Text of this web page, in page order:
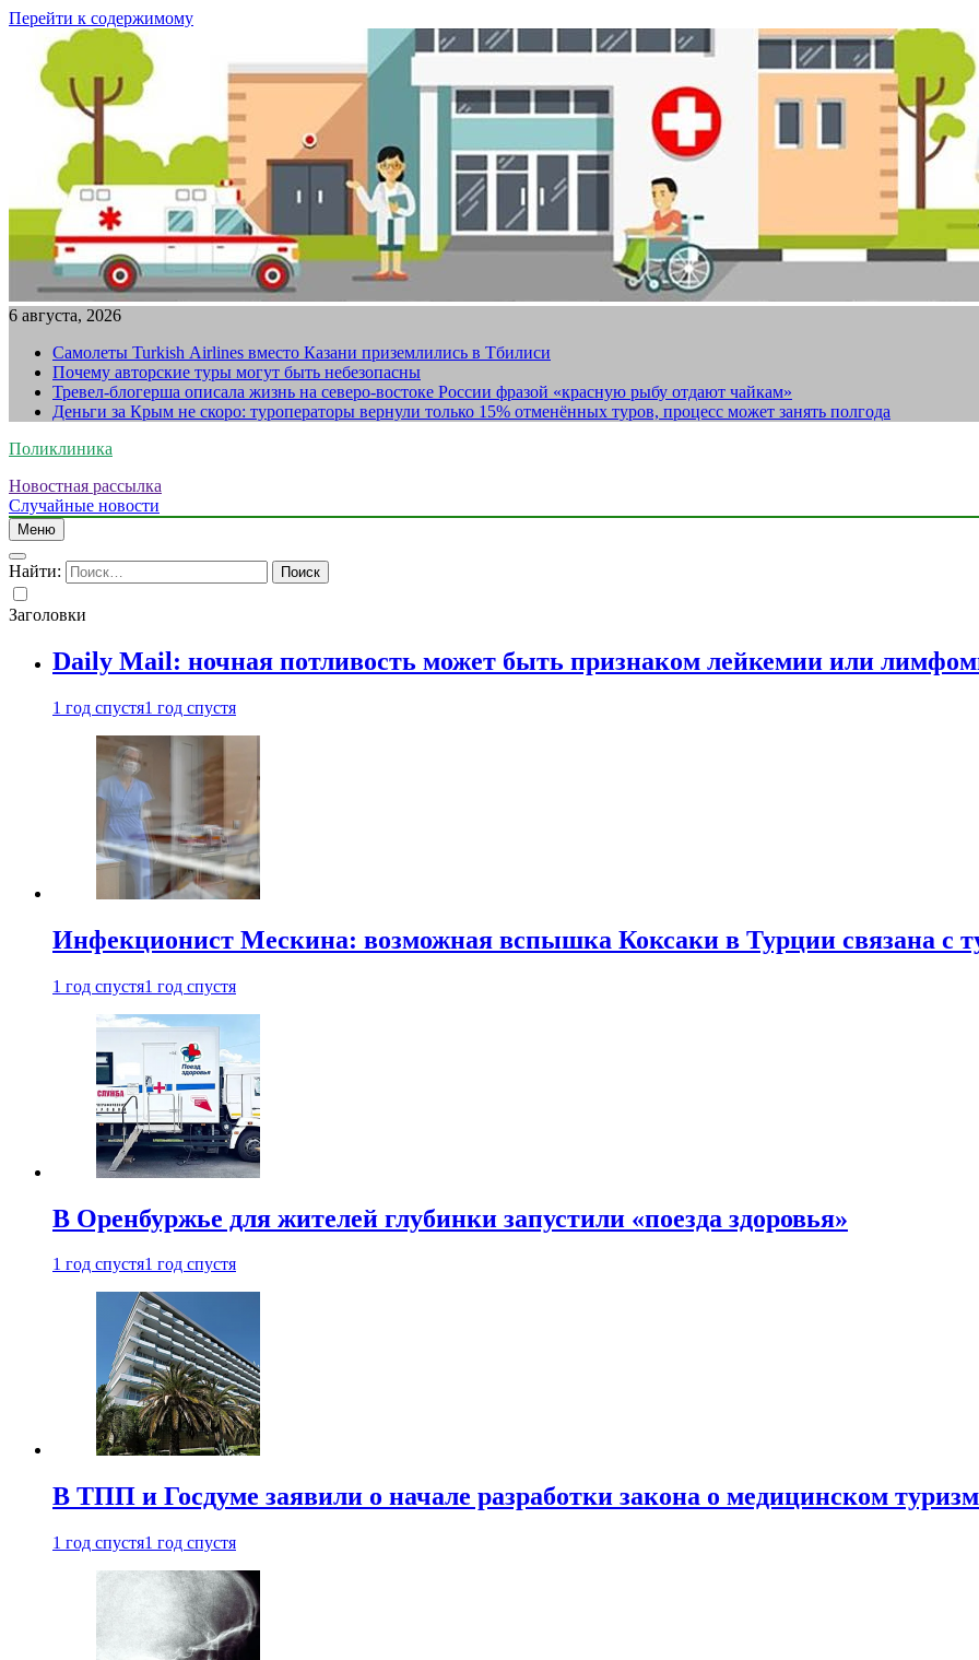
Перейти к содержимому
6 августа, 2026
Самолеты Turkish Airlines вместо Казани приземлились в Тбилиси
Почему авторские туры могут быть небезопасны
Тревел-блогерша описала жизнь на северо-востоке России фразой «красную рыбу отдают чайкам»
Деньги за Крым не скоро: туроператоры вернули только 15% отменённых туров, процесс может занять полгода
Поликлиника
Новостная рассылка
Случайные новости
Меню
Найти:
Заголовки
Daily Mail: ночная потливость может быть признаком лейкемии или
1 год спустя1 год спустя
Инфекционист Мескина: возможная вспышка Коксаки в Турции связана с
1 год спустя1 год спустя
В Оренбуржье для жителей глубинки запустили «поезда здоровья»
1 год спустя1 год спустя
В ТПП и Госдуме заявили о начале разработки закона о медицинском
1 год спустя1 год спустя